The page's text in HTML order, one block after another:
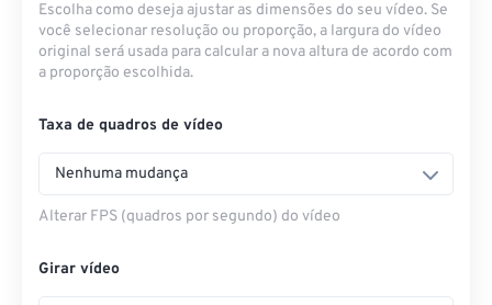
Escolha como deseja ajustar as dimensões do seu vídeo. Se
você selecionar resolução ou proporção, a largura do vídeo
original será usada para calcular a nova altura de acordo com
a proporção escolhida.
Taxa de quadros de vídeo
Nenhuma mudança
Alterar FPS (quadros por segundo) do vídeo
Girar vídeo